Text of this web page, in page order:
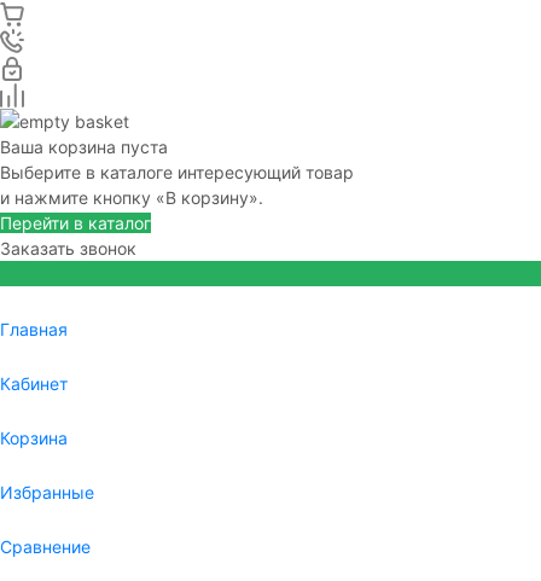
Ваша корзина пуста
Выберите в каталоге интересующий товар
и нажмите кнопку «В корзину».
Перейти в каталог
Заказать звонок
Главная
Кабинет
Корзина
Избранные
Сравнение